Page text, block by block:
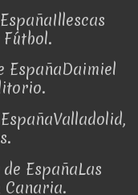
Fútbol.
EspañaDaimiel
EspañaLas
Canaria.